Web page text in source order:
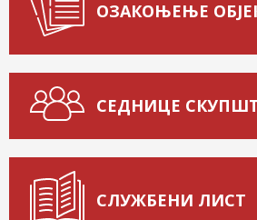
ОЗАКОЊЕЊЕ
СЕДНИЦЕ
СЛУЖБЕНИ ЛИСТ